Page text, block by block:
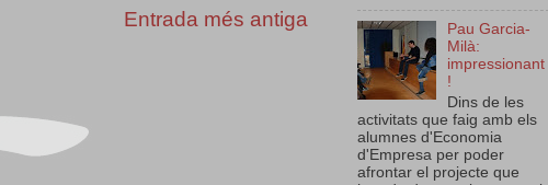
Entrada més antiga
Pau Garcia-
Milà:
impressionant
!
Dins de les
activitats que faig amb els
alumnes d'Economia
d'Empresa per poder
afrontar el projecte que